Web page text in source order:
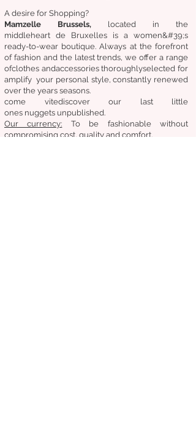
A desire for Shopping?
Mamzelle Brussels, located in the
middleheart de Bruxelles is a women&#39;s
ready-to-wear boutique. Always at the forefront
of fashion and the latest trends, we offer a range
ofclothes andaccessories thoroughlyselected for
amplify your personal style, constantly renewed
over the years seasons.
come vitediscoverour last little
ones nuggets unpublished.
Our currency:
To be fashionable without
compromising cost, quality and comfort.